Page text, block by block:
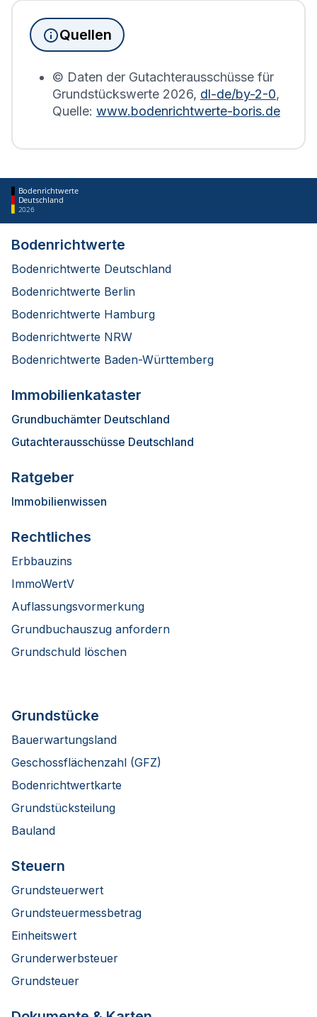
Immobilien, die sich in Bedburg-Hau befinden,
wird die Grundsteuererklärung auf Basis des
Bodenrichtwerts des entsprechenden Jahres
Quellen
© Daten der Gutachterausschüsse für
Grundstückswerte 2026, dl-de/by-2-0,
Quelle: www.bodenrichtwerte-boris.de
Bodenrichtwerte
Deutschland
2026
Bodenrichtwerte
Bodenrichtwerte Deutschland
Bodenrichtwerte Berlin
Bodenrichtwerte Hamburg
Bodenrichtwerte NRW
Bodenrichtwerte Baden-Württemberg
Immobilienkataster
Grundbuchämter Deutschland
Gutachterausschüsse Deutschland
Ratgeber
Immobilienwissen
Rechtliches
Erbbauzins
ImmoWertV
Auflassungsvormerkung
Grundbuchauszug anfordern
Grundschuld löschen
Grundstücke
Bauerwartungsland
Geschossflächenzahl (GFZ)
Bodenrichtwertkarte
Grundstücksteilung
Bauland
Steuern
Grundsteuerwert
Grundsteuermessbetrag
Einheitswert
Grunderwerbsteuer
Grundsteuer